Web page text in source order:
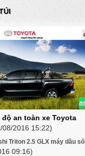
an toàn xe Toyota
08/2016 15:22)
Triton 2.5 GLX máy dầu số
09:16)